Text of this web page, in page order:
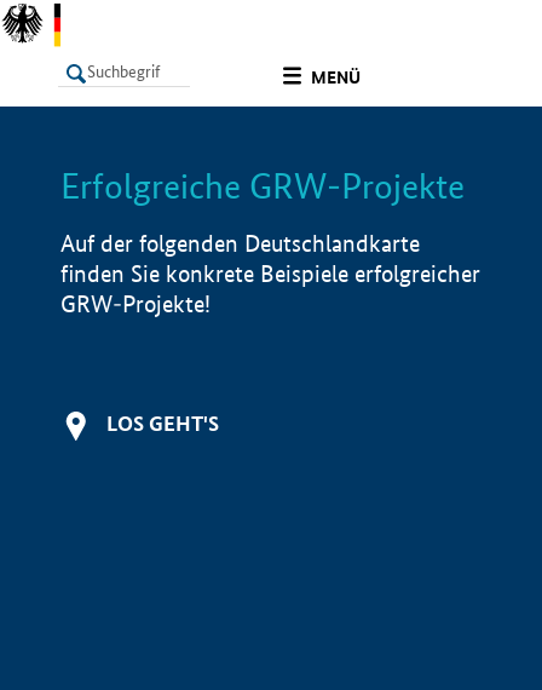
MENÜ
LISTE Info
Erfolgreiche GRW-Projekte
Auf der folgenden Deutschlandkarte
finden Sie konkrete Beispiele erfolgreicher
GRW-Projekte!
LOS GEHT'S